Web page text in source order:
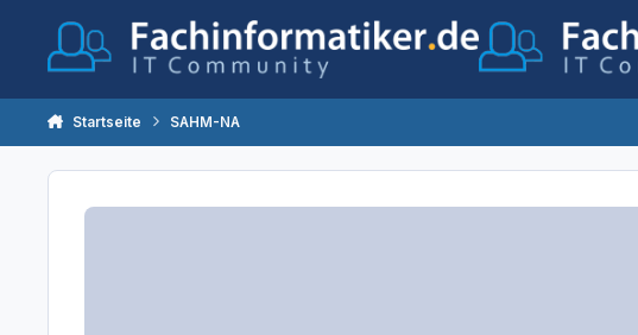
Startseite SAHM-NA